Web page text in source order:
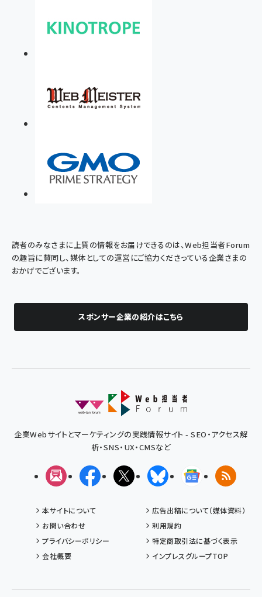
読者のみなさまに上質の情報をお届けできるのは、Web担当者Forum
の趣旨に賛同し、媒体としての運営にご協力くださっている企業さまの
おかげでございます。
スポンサー企業の紹介はこちら
企業Webサイトとマーケティングの実践情報サイト - SEO・アクセス解
析・SNS・UX・CMSなど
メルマガFacebookX(エックス)BlueskyGoogleニュ
RSS
本サイトについて
広告出稿について（媒体資料）
お問い合わせ
利用規約
プライバシーポリシー
特定商取引法に基づく表示
会社概要
インプレスグループTOP